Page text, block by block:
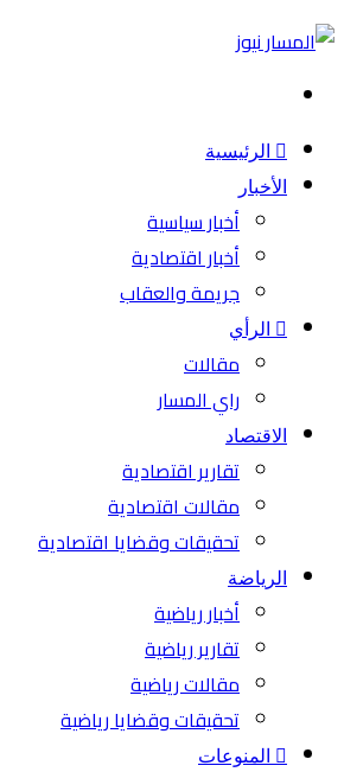
الرئيسية
الأخبار
أخبار سياسية
أخبار اقتصادية
جريمة والعقاب
الرأي
مقالات
راي المسار
الاقتصاد
تقارير اقتصادية
مقالات اقتصادية
تحقيقات وقضايا اقتصادية
الرياضة
أخبار رياضية
تقارير رياضية
مقالات رياضية
تحقيقات وقضايا رياضية
المنوعات